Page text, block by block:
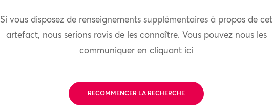
Si vous disposez de renseignements supplémentaires à propos de cet
artefact, nous serions ravis de les connaître. Vous pouvez nous les
communiquer en cliquant ici
RECOMMENCER LA RECHERCHE